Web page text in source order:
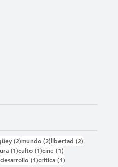
(2)2 entradas
mundo (2)2 entradas
libertad (2)
(1)1 entrada
culto (1)1 entrada
cine (1)
1 entrada
desarrollo (1)1 entrada
critica (1)